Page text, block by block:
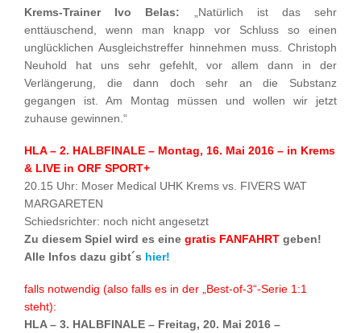
Krems-Trainer Ivo Belas:
„Natürlich ist das sehr
enttäuschend, wenn man knapp vor Schluss so einen
unglücklichen Ausgleichstreffer hinnehmen muss. Christoph
Neuhold hat uns sehr gefehlt, vor allem dann in der
Verlängerung, die dann doch sehr an die Substanz
gegangen ist. Am Montag müssen und wollen wir jetzt
zuhause gewinnen.“
HLA – 2. HALBFINALE – Montag, 16. Mai 2016 – in Krems
& LIVE in ORF SPORT+
20.15 Uhr: Moser Medical UHK Krems vs. FIVERS WAT
MARGARETEN
Schiedsrichter: noch nicht angesetzt
Zu diesem Spiel wird es eine gratis FANFAHRT geben!
Alle Infos dazu gibt´s hier!
falls notwendig (also falls es in der „Best-of-3“-Serie 1:1
steht):
HLA – 3. HALBFINALE – Freitag, 20. Mai 2016 –